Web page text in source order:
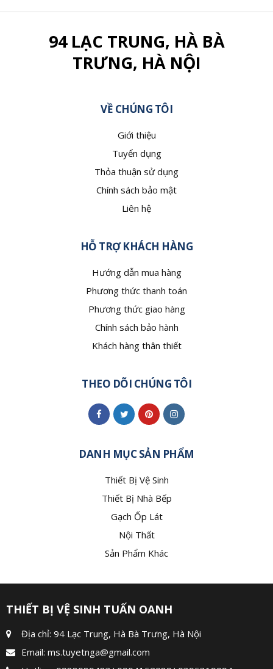
94 LẠC TRUNG, HÀ BÀ
TRƯNG, HÀ NỘI
VỀ CHÚNG TÔI
Giới thiệu
Tuyển dụng
Thỏa thuận sử dụng
Chính sách bảo mật
Liên hệ
HỖ TRỢ KHÁCH HÀNG
Hướng dẫn mua hàng
Phương thức thanh toán
Phương thức giao hàng
Chính sách bảo hành
Khách hàng thân thiết
THEO DÕI CHÚNG TÔI
DANH MỤC SẢN PHẨM
Thiết Bị Vệ Sinh
Thiết Bị Nhà Bếp
Gạch Ốp Lát
Nội Thất
Sản Phẩm Khác
THIẾT BỊ VỆ SINH TUẤN OANH
Địa chỉ: 94 Lạc Trung, Hà Bà Trưng, Hà Nội
Email: ms.tuyetnga@gmail.com